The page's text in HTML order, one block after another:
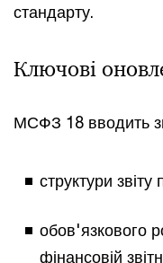
стандарту.
Ключові
МСФЗ 18 вводить
структури
обов'язкового
фінансовій